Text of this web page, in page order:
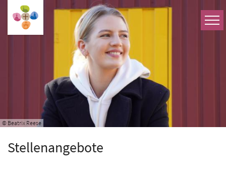
Zum Inhalt springen
© Beatrix Reese
Stellenangebote